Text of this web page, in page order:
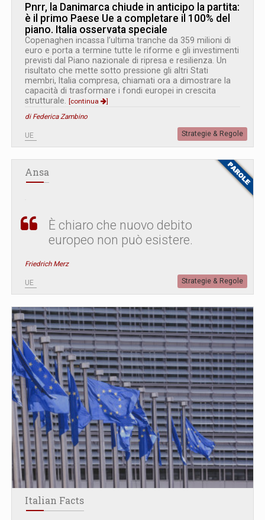
Pnrr, la Danimarca chiude in anticipo la partita:
è il primo Paese Ue a completare il 100% del
piano. Italia osservata speciale
Copenaghen incassa l’ultima tranche da 359 milioni di
euro e porta a termine tutte le riforme e gli investimenti
previsti dal Piano nazionale di ripresa e resilienza. Un
risultato che mette sotto pressione gli altri Stati
membri, Italia compresa, chiamati ora a dimostrare la
capacità di trasformare i fondi europei in crescita
strutturale. [continua
]
di Federica Zambino
UE Strategie & Regole
Ansa
È chiaro che nuovo debito
europeo non può esistere.
Friedrich Merz
UE Strategie & Regole
Italian Facts